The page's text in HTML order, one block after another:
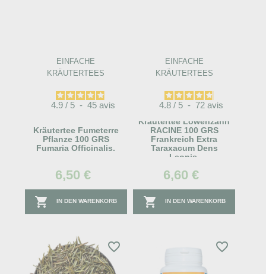
EINFACHE
KRÄUTERTEES
4.9 / 5 - 45 avis
Kräutertee Fumeterre
Pflanze 100 GRS
Fumaria Officinalis.
6,50 €
 IN DEN WARENKORB
EINFACHE
KRÄUTERTEES
4.8 / 5 - 72 avis
Kräutertee Löwenzahn
RACINE 100 GRS
Frankreich Extra
Taraxacum Dens
Leonis.
6,60 €
 IN DEN WARENKORB
favorite_border favorite_border